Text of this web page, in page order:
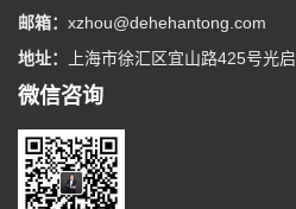
邮箱： xzhou@dehehantong.com
地址：
上海市徐汇区宜山路425号光
微信咨询